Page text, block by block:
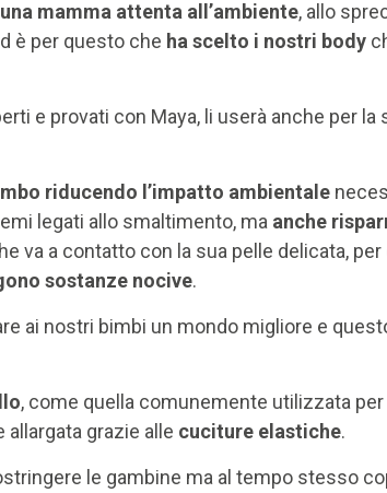
mamma attenta all’ambiente, allo
è per questo che ha scelto i nostri body
e provati con Maya, li userà anche per la
riducendo l’impatto ambientale
legati allo smaltimento, ma anche
va a contatto con la sua pelle delicata,
sostanze nocive.
ai nostri bimbi un mondo migliore e
, come quella comunemente utilizzata per
grazie alle cuciture elastiche.
le gambine ma al tempo stesso